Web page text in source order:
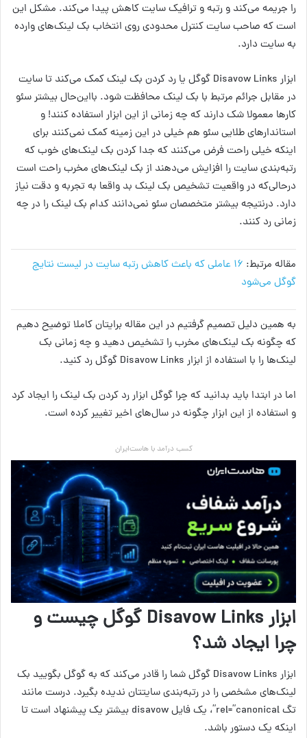
را جریمه می‌کند و رتبه و ترافیک سایت کاهش پیدا می‌کند. مشکل این
است که صاحب سایت کنترل محدودی روی انتخاب بک لینک‌های وارده
به سایت دارد.
ابزار Disavow Links گوگل یا رد کردن بک لینک کمک می‌کند تا سایت
در مقابل جرائم مرتبط با بک لینک محافظت شود. بااین‌حال بیشتر سئو
کارها معمولا شک دارند که چه زمانی از این ابزار استفاده کنند! و
استاندارهای طلایی سئو هم خیلی در این زمینه کمک نمی‌کنند برای
اینکه خیلی راحت فرض می‌کنند که جدا کردن بک لینک‌های خوب که
رتبه‌بندی سایت را افزایش می‌دهند از بک لینک‌های مخرب راحت است
درحالی‌که در واقعیت تشخیص بک لینک بد واقعا به تجربه و دقت نیاز
دارد. درنتیجه بیشتر متخصصان سئو نمی‌دانند کدام بک لینک را در چه
زمانی رد کنند.
مقاله مرتبط:
١٦ عاملی که باعث کاهش رتبه سایت در لیست نتایج
گوگل می‌شود
به همین دلیل تصمیم گرفتیم در این مقاله برایتان کاملا توضیح دهیم
که چگونه بک لینک‌های مخرب را تشخیص دهید و چه زمانی بک
لینک‌ها را با استفاده از ابزار Disavow Links گوگل رد کنید.
اما در ابتدا باید بدانید که چرا گوگل ابزار رد کردن بک لینک را ایجاد کرد
و استفاده از این ابزار چگونه در سال‌های اخیر تغییر کرده است.
کسب درآمد با هاست‌ایران
ابزار Disavow Links گوگل چیست و
چرا ایجاد شد؟
ابزار Disavow Links گوگل شما را قادر می‌کند که به گوگل بگویید بک
لینک‌های مشخصی را در رتبه‌بندی سایتتان ندیده بگیرد. درست مانند
تگ rel=”canonical”، یک فایل disavow بیشتر یک پیشنهاد است تا
اینکه یک دستور باشد.